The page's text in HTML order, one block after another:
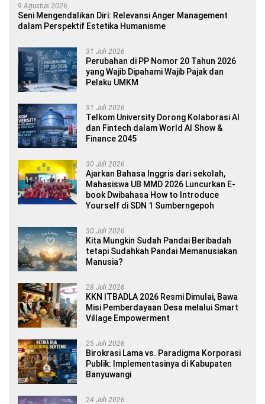
9 Agustus 2026
Seni Mengendalikan Diri: Relevansi Anger Management
dalam Perspektif Estetika Humanisme
31 Juli 2026
Perubahan di PP Nomor 20 Tahun 2026
yang Wajib Dipahami Wajib Pajak dan
Pelaku UMKM
31 Juli 2026
Telkom University Dorong Kolaborasi AI
dan Fintech dalam World AI Show &
Finance 2045
30 Juli 2026
Ajarkan Bahasa Inggris dari sekolah,
Mahasiswa UB MMD 2026 Luncurkan E-
book Dwibahasa How to Introduce
Yourself di SDN 1 Sumberngepoh
30 Juli 2026
Kita Mungkin Sudah Pandai Beribadah
tetapi Sudahkah Pandai Memanusiakan
Manusia?
28 Juli 2026
KKN ITBADLA 2026 Resmi Dimulai, Bawa
Misi Pemberdayaan Desa melalui Smart
Village Empowerment
25 Juli 2026
Birokrasi Lama vs. Paradigma Korporasi
Publik: Implementasinya di Kabupaten
Banyuwangi
24 Juli 2026